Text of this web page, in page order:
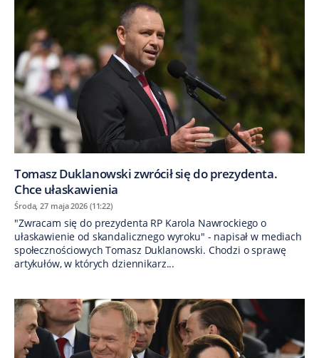
Tomasz Duklanowski zwrócił się do prezydenta.
Chce ułaskawienia
Środa, 27 maja 2026 (11:22)
"Zwracam się do prezydenta RP Karola Nawrockiego o
ułaskawienie od skandalicznego wyroku" - napisał w mediach
społecznościowych Tomasz Duklanowski. Chodzi o sprawę
artykułów, w których dziennikarz...